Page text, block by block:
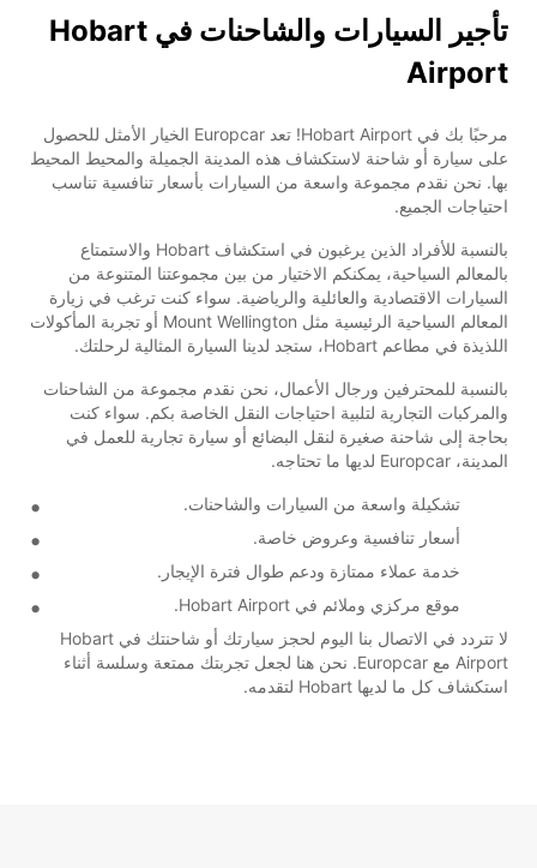
تأجير السيارات والشاحنات في Hobart
Airport
مرحبًا بك في Hobart Airport! تعد Europcar الخيار الأمثل للحصول
على سيارة أو شاحنة لاستكشاف هذه المدينة الجميلة والمحيط المحيط
بها. نحن نقدم مجموعة واسعة من السيارات بأسعار تنافسية تناسب
احتياجات الجميع.
بالنسبة للأفراد الذين يرغبون في استكشاف Hobart والاستمتاع
بالمعالم السياحية، يمكنكم الاختيار من بين مجموعتنا المتنوعة من
السيارات الاقتصادية والعائلية والرياضية. سواء كنت ترغب في زيارة
المعالم السياحية الرئيسية مثل Mount Wellington أو تجربة المأكولات
اللذيذة في مطاعم Hobart، ستجد لدينا السيارة المثالية لرحلتك.
بالنسبة للمحترفين ورجال الأعمال، نحن نقدم مجموعة من الشاحنات
والمركبات التجارية لتلبية احتياجات النقل الخاصة بكم. سواء كنت
بحاجة إلى شاحنة صغيرة لنقل البضائع أو سيارة تجارية للعمل في
المدينة، Europcar لديها ما تحتاجه.
تشكيلة واسعة من السيارات والشاحنات.
أسعار تنافسية وعروض خاصة.
خدمة عملاء ممتازة ودعم طوال فترة الإيجار.
موقع مركزي وملائم في Hobart Airport.
لا تتردد في الاتصال بنا اليوم لحجز سيارتك أو شاحنتك في Hobart
Airport مع Europcar. نحن هنا لجعل تجربتك ممتعة وسلسة أثناء
استكشاف كل ما لديها Hobart لتقدمه.